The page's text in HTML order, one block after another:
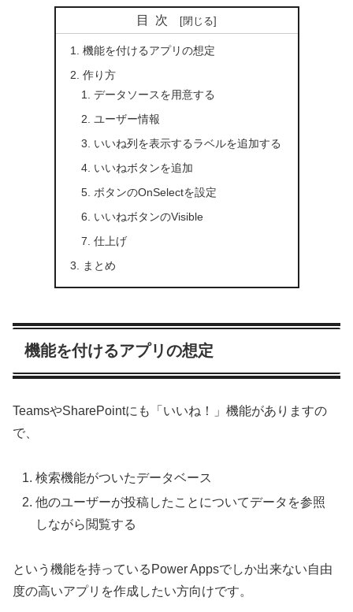
目次
機能を付けるアプリの想定
作り方
データソースを用意する
ユーザー情報
いいね列を表示するラベルを追加する
いいねボタンを追加
ボタンのOnSelectを設定
いいねボタンのVisible
仕上げ
まとめ
機能を付けるアプリの想定
TeamsやSharePointにも「いいね！」機能がありますの
で、
検索機能がついたデータベース
他のユーザーが投稿したことについてデータを参照
しながら閲覧する
という機能を持っているPower Appsでしか出来ない自由
度の高いアプリを作成したい方向けです。